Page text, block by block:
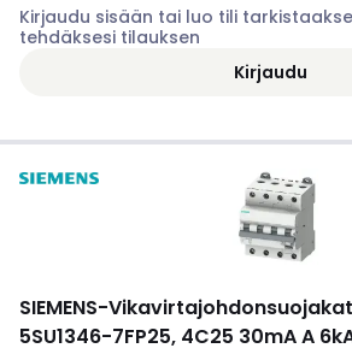
Kirjaudu sisään tai luo tili
tehdäksesi tilauksen
Kirjaudu
SIEMENS-
5SU1346-7FP25, 4C25 30mA A